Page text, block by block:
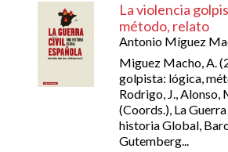
La violencia
método, relato
Antonio Míguez
Miguez Macho, A.
golpista: lógica,
Rodrigo, J., Alonso,
(Coords.), La
historia Global,
Gutemberg...